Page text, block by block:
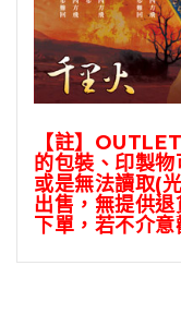
【註】 OUTLET
的包裝、印製物
或是無法讀取(
出售，無提供
下單，若不介意